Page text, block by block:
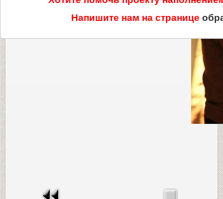
Напишите нам на странице